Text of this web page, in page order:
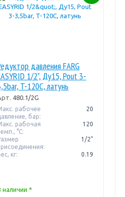
давления FARG
1/2", Ду15, Pout 3-
T-120C, латунь
480.1/2G
рабочее
бар:
20
рабочая
°С:
120
1/2"
кг: 0.19
наличии *